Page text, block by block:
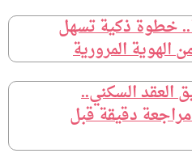
خطوة ذكية تسهل
الهوية المرورية
العقد السكني..
دقيقة قبل